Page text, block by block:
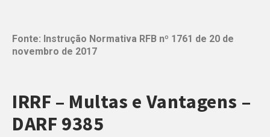
Fonte: Instrução Normativa RFB nº 1761 de 20 de
novembro de 2017
IRRF – Multas e Vantagens –
DARF 9385